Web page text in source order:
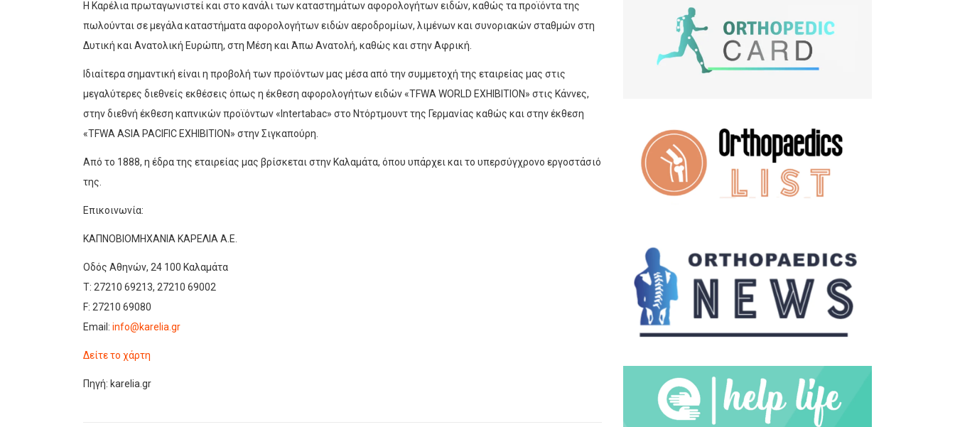
Η Καρέλια πρωταγωνιστεί και στο κανάλι των καταστημάτων αφορολογήτων ειδών, καθώς τα προϊόντα της
πωλούνται σε μεγάλα καταστήματα αφορολογήτων ειδών αεροδρομίων, λιμένων και συνοριακών σταθμών στη
Δυτική και Ανατολική Ευρώπη, στη Μέση και Άπω Ανατολή, καθώς και στην Αφρική.
Ιδιαίτερα σημαντική είναι η προβολή των προϊόντων μας μέσα από την συμμετοχή της εταιρείας μας στις
μεγαλύτερες διεθνείς εκθέσεις όπως η έκθεση αφορολογήτων ειδών «ΤFWA WORLD EXHIBITION» στις Κάννες,
στην διεθνή έκθεση καπνικών προϊόντων «Intertabac» στο Ντόρτμουντ της Γερμανίας καθώς και στην έκθεση
«TFWA ASIA PACIFIC EXHIBITION» στην Σιγκαπούρη.
Από το 1888, η έδρα της εταιρείας μας βρίσκεται στην Καλαμάτα, όπου υπάρχει και το υπερσύγχρονο εργοστάσιό
της.
Επικοινωνία:
ΚΑΠΝΟΒΙΟΜΗΧΑΝΙΑ ΚΑΡΕΛΙΑ Α.Ε.
Οδός Αθηνών, 24 100 Καλαμάτα
Τ: 27210 69213, 27210 69002
F: 27210 69080
Email: info@karelia.gr
Δείτε το χάρτη
Πηγή: karelia.gr